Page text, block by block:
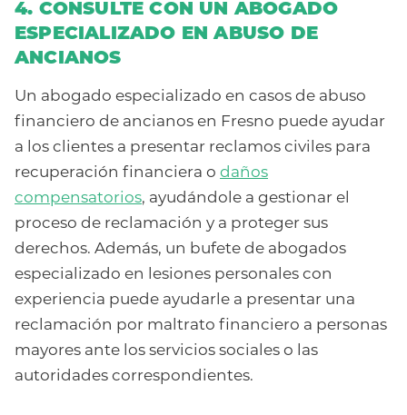
4. CONSULTE CON UN ABOGADO
ESPECIALIZADO EN ABUSO DE
ANCIANOS
Un abogado especializado en casos de abuso
financiero de ancianos en Fresno puede ayudar
a los clientes a presentar reclamos civiles para
recuperación financiera o daños
compensatorios, ayudándole a gestionar el
proceso de reclamación y a proteger sus
derechos. Además, un bufete de abogados
especializado en lesiones personales con
experiencia puede ayudarle a presentar una
reclamación por maltrato financiero a personas
mayores ante los servicios sociales o las
autoridades correspondientes.